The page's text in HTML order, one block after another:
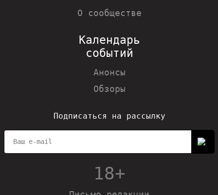
О сообществе
Календарь
событий
Анонсы
Обзоры
Подписаться на рассылку
18+